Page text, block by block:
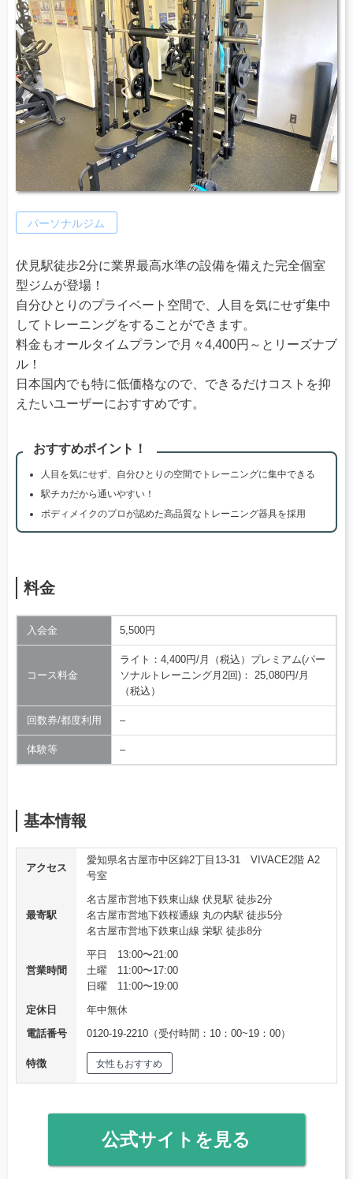
パーソナルジム
伏見駅徒歩2分に業界最高水準の設備を備えた完全個室
型ジムが登場！
自分ひとりのプライベート空間で、人目を気にせず集中
してトレーニングをすることができます。
料金もオールタイムプランで月々4,400円～とリーズナブ
ル！
日本国内でも特に低価格なので、できるだけコストを抑
えたいユーザーにおすすめです。
おすすめポイント！
人目を気にせず、自分ひとりの空間でトレーニングに集中できる
駅チカだから通いやすい！
ボディメイクのプロが認めた高品質なトレーニング器具を採用
料金
入会金 5,500円
コース料金
ライト：4,400円/月（税込）プレミアム(パー
ソナルトレーニング月2回)： 25,080円/月
（税込）
回数券/都度利用 –
体験等 –
基本情報
アクセス
愛知県名古屋市中区錦2丁目13-31 VIVACE2階 A2
号室
最寄駅
名古屋市営地下鉄東山線 伏見駅 徒歩2分
名古屋市営地下鉄桜通線 丸の内駅 徒歩5分
名古屋市営地下鉄東山線 栄駅 徒歩8分
営業時間
平日 13:00〜21:00
土曜 11:00〜17:00
日曜 11:00〜19:00
定休日
年中無休
電話番号
0120-19-2210（受付時間：10：00~19：00）
特徴 女性もおすすめ
公式サイトを見る